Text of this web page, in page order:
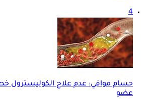
4
حسام موافي: عدم علاج الكوليسترول
عضو